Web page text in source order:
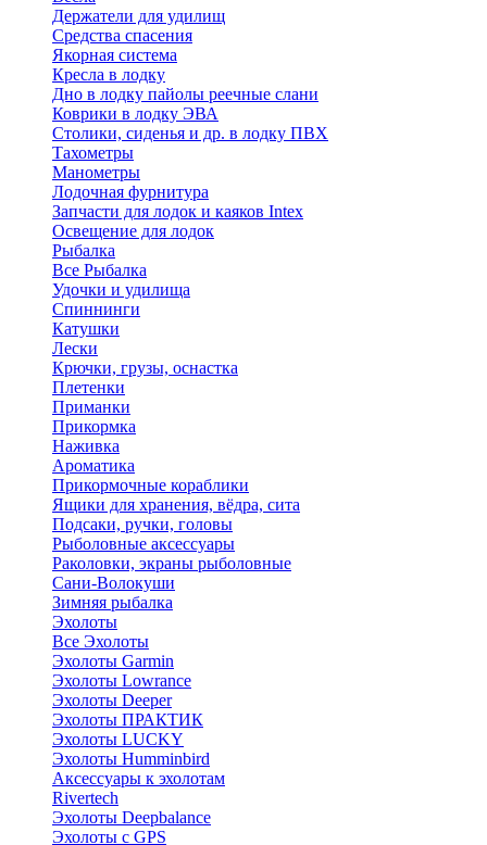
Держатели для удилищ
Средства спасения
Якорная система
Кресла в лодку
Дно в лодку пайолы реечные слани
Коврики в лодку ЭВА
Столики, сиденья и др. в лодку ПВХ
Тахометры
Манометры
Лодочная фурнитура
Запчасти для лодок и каяков Intex
Освещение для лодок
Рыбалка
Все Рыбалка
Удочки и удилища
Спиннинги
Катушки
Лески
Крючки, грузы, оснастка
Плетенки
Приманки
Прикормка
Наживка
Ароматика
Прикормочные кораблики
Ящики для хранения, вёдра, сита
Подсаки, ручки, головы
Рыболовные аксессуары
Раколовки, экраны рыболовные
Сани-Волокуши
Зимняя рыбалка
Эхолоты
Все Эхолоты
Эхолоты Garmin
Эхолоты Lowrance
Эхолоты Deeper
Эхолоты ПРАКТИК
Эхолоты LUCKY
Эхолоты Humminbird
Аксессуары к эхолотам
Rivertech
Эхолоты Deepbalance
Эхолоты с GPS